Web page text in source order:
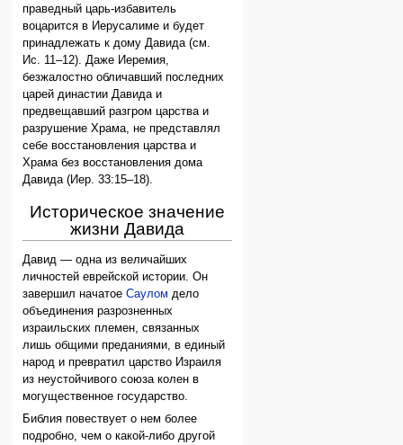
праведный царь-избавитель
воцарится в Иерусалиме и будет
принадлежать к дому Давида (см.
Ис. 11–12). Даже Иеремия,
безжалостно обличавший последних
царей династии Давида и
предвещавший разгром царства и
разрушение Храма, не представлял
себе восстановления царства и
Храма без восстановления дома
Давида (Иер. 33:15–18).
Историческое значение
жизни Давида
Давид — одна из величайших
личностей еврейской истории. Он
завершил начатоеСаулом дело
объединения разрозненных
израильских племен, связанных
лишь общими преданиями, в единый
народ и превратил царство Израиля
из неустойчивого союза колен в
могущественное государство.
Библия повествует о нем более
подробно, чем о какой-либо другой